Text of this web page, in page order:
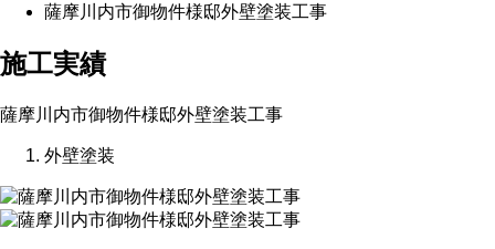
薩摩川内市御物件様邸外壁塗装工事
施工実績
薩摩川内市御物件様邸外壁塗装工事
外壁塗装